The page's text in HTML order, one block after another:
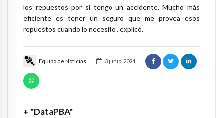
Equipo de Noticias 3 junio, 2024
+ "DataPBA"
los repuestos por si tengo un accidente. Mucho más
eficiente es tener un seguro que me provea esos
repuestos cuando lo necesito”, explicó.